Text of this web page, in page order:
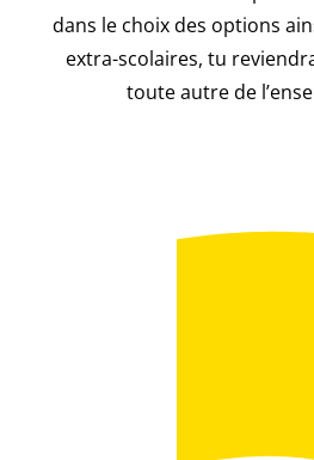
dans le choix des options
extra-scolaires, tu
toute autre de